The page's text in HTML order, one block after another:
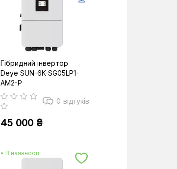
Гібридний інвертор
Deye SUN-6K-SG05LP1-
AM2-P
0 відгуків
45 000 ₴
• В наявності